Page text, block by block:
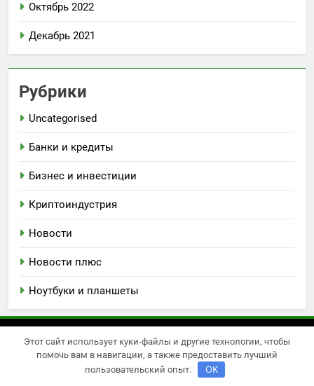
Октябрь 2022
Декабрь 2021
Рубрики
Uncategorised
Банки и кредиты
Бизнес и инвестиции
Криптоиндустрия
Новости
Новости плюс
Ноутбуки и планшеты
Newsmatic - новостная тема для WordPress 2026.
Powered ByBlazeThemes.
Этот сайт использует куки-файлы и другие технологии, чтобы
помочь вам в навигации, а также предоставить лучший
пользовательский опыт.
OK